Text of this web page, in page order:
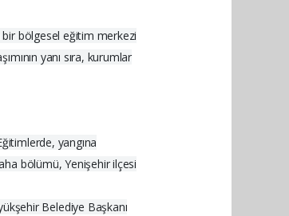
bir bölgesel eğitim merkezi
yanı sıra, kurumlar
yangına
bölümü, Yenişehir ilçesi
Belediye Başkanı